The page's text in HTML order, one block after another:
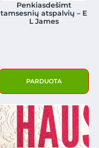
Penkiasdešimt
tamsesnių atspalvių – E
L James
PARDUOTA